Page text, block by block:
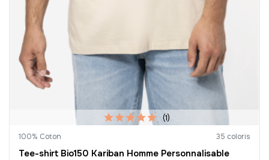
100% Coton 35 coloris
Tee-shirt Bio150 Kariban Homme Personnalisable
(1)